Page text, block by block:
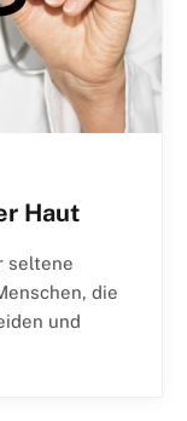
Haut
seltene
die
und